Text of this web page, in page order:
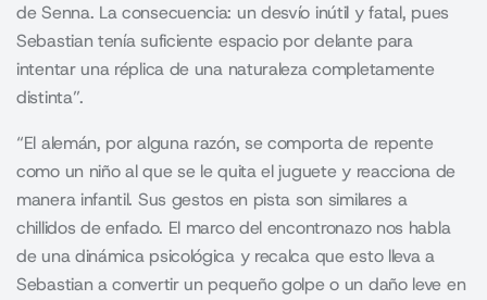
de Senna. La consecuencia: un desvío inútil y fatal, pues
Sebastian tenía suficiente espacio por delante para
intentar una réplica de una naturaleza completamente
distinta”.
“El alemán, por alguna razón, se comporta de repente
como un niño al que se le quita el juguete y reacciona de
manera infantil. Sus gestos en pista son similares a
chillidos de enfado. El marco del encontronazo nos habla
de una dinámica psicológica y recalca que esto lleva a
Sebastian a convertir un pequeño golpe o un daño leve en